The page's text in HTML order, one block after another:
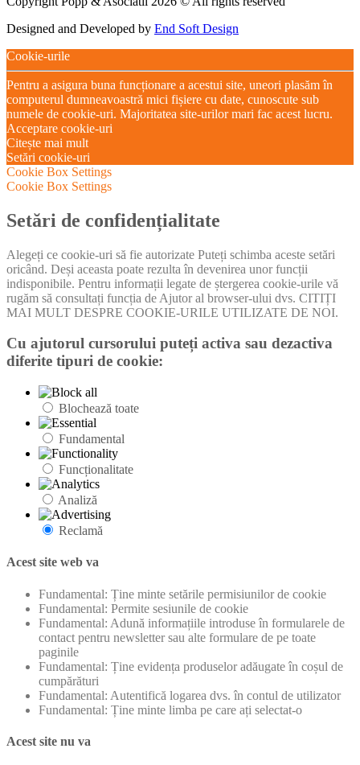
Designed and Developed by End Soft Design
Cookie-urile
Pentru a asigura buna funcționare a acestui site, uneori plasăm în
computerul dumneavoastră mici fișiere cu date, cunoscute sub
numele de cookie-uri. Majoritatea site-urilor mari fac acest lucru.
Acceptare cookie-uri
Citește mai mult
Setări cookie-uri
Cookie Box Settings
Cookie Box Settings
Setări de confidențialitate
Alegeți ce cookie-uri să fie autorizate Puteți schimba aceste setări
oricând. Deși aceasta poate rezulta în devenirea unor funcții
indisponibile. Pentru informații legate de ștergerea cookie-urile vă
rugăm să consultați funcția de Ajutor al browser-ului dvs. CITIȚI
MAI MULT DESPRE COOKIE-URILE UTILIZATE DE NOI.
Cu ajutorul cursorului puteți activa sau dezactiva
diferite tipuri de cookie:
Blochează toate
Fundamental
Funcționalitate
Analiză
Reclamă
Acest site web va
Fundamental: Ține minte setările permisiunilor de cookie
Fundamental: Permite sesiunile de cookie
Fundamental: Adună informațiile introduse în formularele de
contact pentru newsletter sau alte formulare de pe toate
paginile
Fundamental: Ține evidența produselor adăugate în coșul de
cumpărături
Fundamental: Autentifică logarea dvs. în contul de utilizator
Fundamental: Ține minte limba pe care ați selectat-o
Acest site nu va